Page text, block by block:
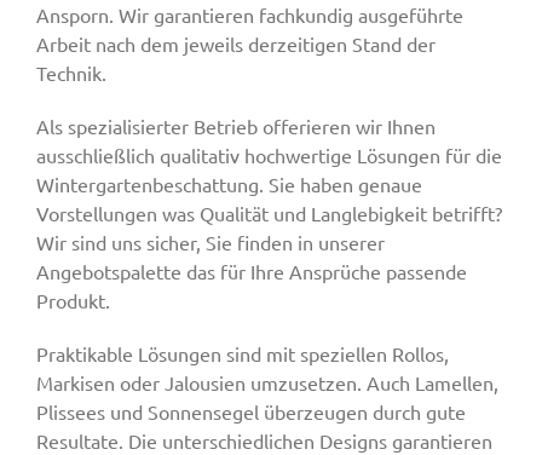
Ansporn. Wir garantieren fachkundig ausgeführte
Arbeit nach dem jeweils derzeitigen Stand der
Technik.
Als spezialisierter Betrieb offerieren wir Ihnen
ausschließlich qualitativ hochwertige Lösungen für die
Wintergartenbeschattung. Sie haben genaue
Vorstellungen was Qualität und Langlebigkeit betrifft?
Wir sind uns sicher, Sie finden in unserer
Angebotspalette das für Ihre Ansprüche passende
Produkt.
Praktikable Lösungen sind mit speziellen Rollos,
Markisen oder Jalousien umzusetzen. Auch Lamellen,
Plissees und Sonnensegel überzeugen durch gute
Resultate. Die unterschiedlichen Designs garantieren